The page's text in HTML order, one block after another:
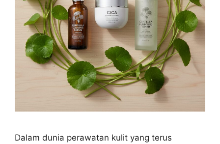
Dalam dunia perawatan kulit yang terus